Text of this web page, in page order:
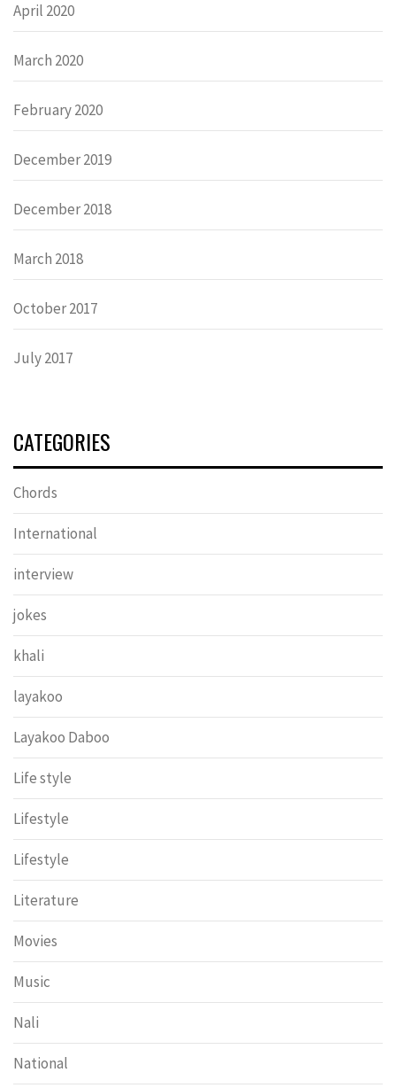
April 2020
March 2020
February 2020
December 2019
December 2018
March 2018
October 2017
July 2017
CATEGORIES
Chords
International
interview
jokes
khali
layakoo
Layakoo Daboo
Life style
Lifestyle
Lifestyle
Literature
Movies
Music
Nali
National